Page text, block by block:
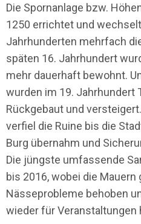
Die Spornanlage bzw.
1250 errichtet und
Jahrhunderten mehrfach
späten 16. Jahrhundert
mehr dauerhaft bewohnt.
wurden im 19. Jahrhundert
Rückgebaut und
verfiel die Ruine bis die
Burg übernahm und
Die jüngste umfassende
bis 2016, wobei die Mauern
Nässeprobleme behoben
wieder für Veranstaltungen